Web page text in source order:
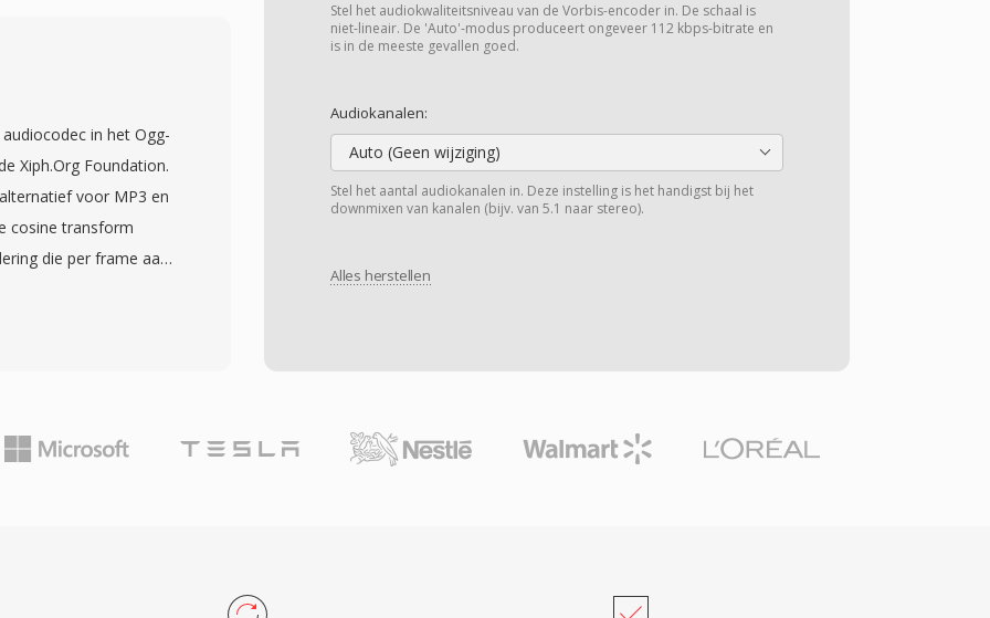
Stel het audiokwaliteitsniveau van de Vorbis-encoder in. De schaal is
niet-lineair. De 'Auto'-modus produceert ongeveer 112 kbps-bitrate en
is in de meeste gevallen goed.
Audiokanalen:
Auto (Geen wijziging)
Stel het aantal audiokanalen in. Deze instelling is het handigst bij het
downmixen van kanalen (bijv. van 5.1 naar stereo).
Alles herstellen
audiotoolkit biedt
andere moderne
bestandsgrootte —
compact genoeg
wat cruciaal was in
degradeert sierlijk
in het Ogg-
Xiph.Org Foundation.
voor MP3 en
cosine transform
die per frame aan
hebben
volledige ontbreken
en
dan veel